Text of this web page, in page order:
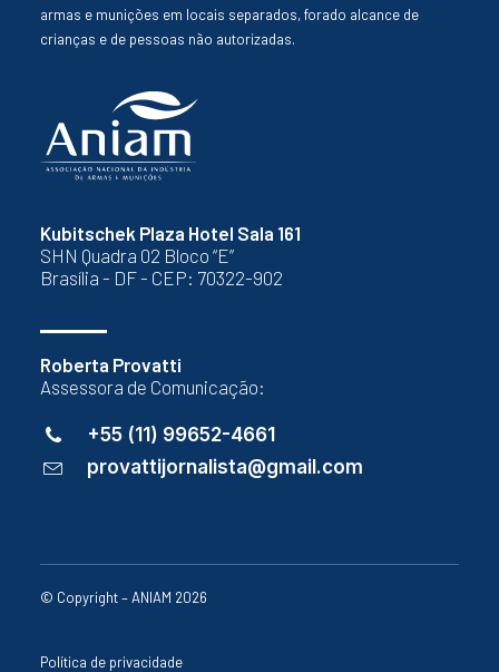
Kubitschek Plaza Hotel Sala 161
SHN Quadra 02 Bloco “E”
Brasília - DF - CEP: 70322-902
Roberta Provatti
Assessora de Comunicação:
+55 (11) 99652-4661
provattijornalista@gmail.com
armas e munições em locais separados, forado alcance de
crianças e de pessoas não autorizadas.
© Copyright – ANIAM 2026
Política de privacidade